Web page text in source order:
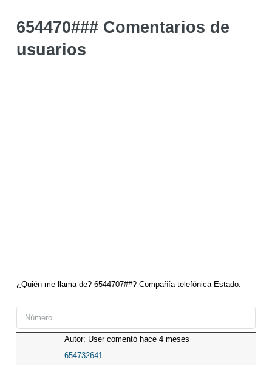
654470### Comentarios de
usuarios
¿Quién me llama de? 6544707##? Compañía telefónica Estado.
Autor: User comentó hace 4 meses
654732641